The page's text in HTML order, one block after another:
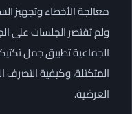
معالجة الأخطاء وتجهيز
ولم تقتصر الجلسات على
الجماعية تطبيق جمل
المتكتلة، وكيفية
العرضية.